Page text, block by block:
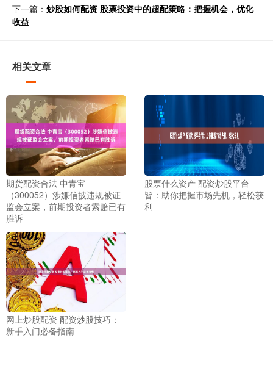
下一篇： 炒股如何配资 股票投资中的超配策略：把握机会，优化
收益
相关文章
期货配资合法 中青宝
（300052）涉嫌信披违规被证
监会立案，前期投资者索赔已有
胜诉
股票什么资产 配资炒股平台
皆：助你把握市场先机，轻松获
利
网上炒股配资 配资炒股技巧：
新手入门必备指南